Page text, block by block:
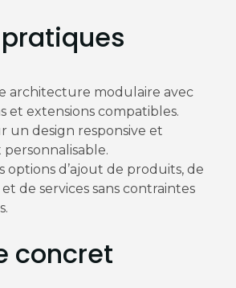
architecture modulaire avec
et extensions compatibles.
un design responsive et
options d’ajout de produits, de
de services sans contraintes
concret